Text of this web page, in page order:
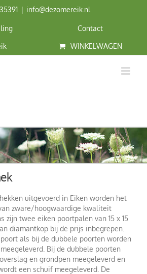
| info@dezomereik.nl
Contact
WINKELWAGEN
uitgevoerd in Eiken worden het
zware/hoogwaardige kwaliteit
zijn twee eiken poortpalen van 15 x 15
diamantkop bij de prijs inbegrepen.
als bij de dubbele poorten worden
Bij de dubbele poorten
en grondpen meegeleverd en
een schuif meegeleverd. De